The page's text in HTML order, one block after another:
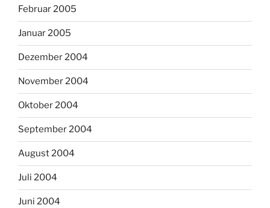
Februar 2005
Januar 2005
Dezember 2004
November 2004
Oktober 2004
September 2004
August 2004
Juli 2004
Juni 2004